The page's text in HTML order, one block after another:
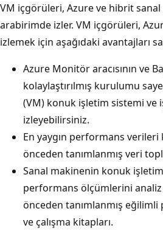
VM içgörüleri, Azure ve hibrit
arabirimde izler. VM içgörüleri,
izlemek için aşağıdaki avantajları
Azure Monitör aracısının ve
kolaylaştırılmış kurulumu
(VM) konuk işletim sistemi ve
izleyebilirsiniz.
En yaygın performans
önceden tanımlanmış veri
Sanal makinenin konuk
performans ölçümlerini
önceden tanımlanmış
ve çalışma kitapları.